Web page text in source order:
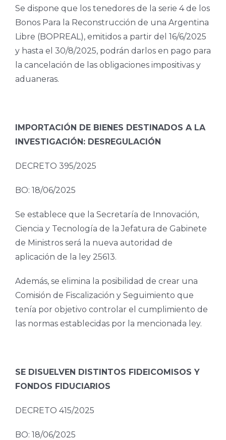
Se dispone que los tenedores de la serie 4 de los
Bonos Para la Reconstrucción de una Argentina
Libre (BOPREAL), emitidos a partir del 16/6/2025
y hasta el 30/8/2025, podrán darlos en pago para
la cancelación de las obligaciones impositivas y
aduaneras.
IMPORTACIÓN DE BIENES DESTINADOS A LA
INVESTIGACIÓN: DESREGULACIÓN
DECRETO 395/2025
BO: 18/06/2025
Se establece que la Secretaría de Innovación,
Ciencia y Tecnología de la Jefatura de Gabinete
de Ministros será la nueva autoridad de
aplicación de la ley 25613.
Además, se elimina la posibilidad de crear una
Comisión de Fiscalización y Seguimiento que
tenía por objetivo controlar el cumplimiento de
las normas establecidas por la mencionada ley.
SE DISUELVEN DISTINTOS FIDEICOMISOS Y
FONDOS FIDUCIARIOS
DECRETO 415/2025
BO: 18/06/2025